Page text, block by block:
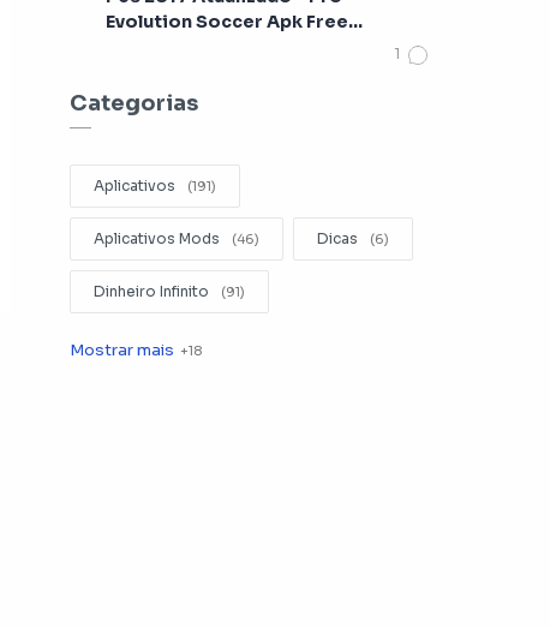
Evolution Soccer Apk Free
Categorias
Aplicativos
Aplicativos Mods Dicas
Dinheiro Infinito
Editar Videos